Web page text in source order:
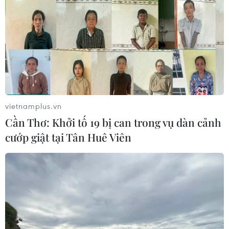
hưởng chế độ
05/08/2026 14:59
Chính sách khuyến khích doanh
nghiệp tham gia hoạt động giáo dục
nghề nghiệp
05/08/2026 14:58
Thực hiện các nhiệm vụ trọng tâm
trong năm học 2026-2027
Thi lại ở Tuyên Quang: Thí
sinh vẫn được xét tuyển đại học theo
vietnamplus.vn
Cần Thơ: Khởi tố 19 bị can trong vụ dàn cảnh
cướp giật tại Tân Huê Viên